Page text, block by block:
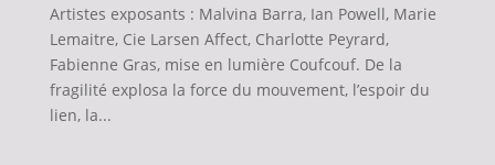
Artistes exposants : Malvina Barra, Ian Powell, Marie
Lemaitre, Cie Larsen Affect, Charlotte Peyrard,
Fabienne Gras, mise en lumière Coufcouf. De la
fragilité explosa la force du mouvement, l’espoir du
lien, la...